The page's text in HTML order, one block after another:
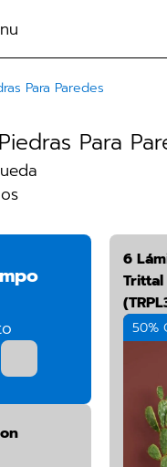
Para Paredes
Para
6
50%